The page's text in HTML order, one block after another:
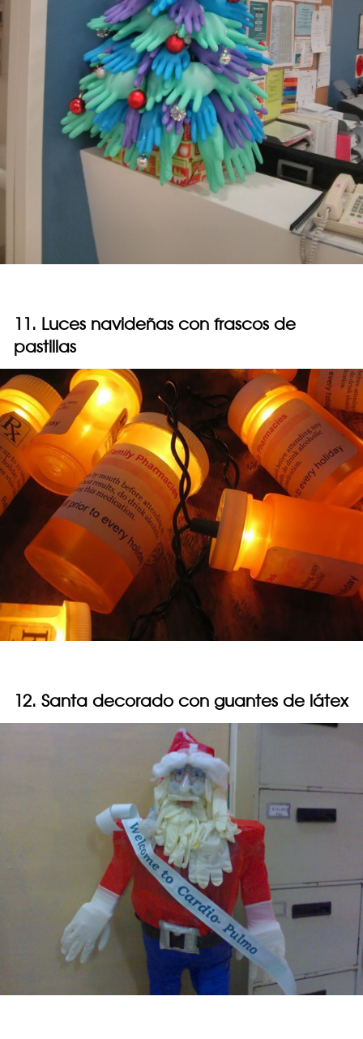
11. Luces navideñas con frascos de
pastillas
12. Santa decorado con guantes de látex